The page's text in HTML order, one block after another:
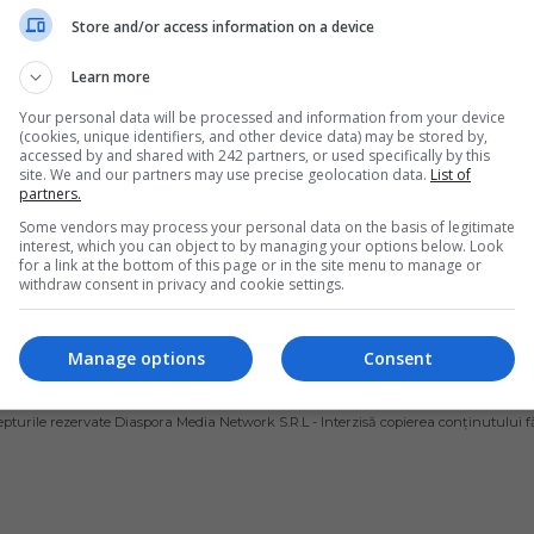
riscă să facă 4
închisoare
că a exploatat
muncitori
român stabilit în
acuzat că a exploatat 32 de
români care lucrau la cules
Diaconu
CONDIȚII DE UTILIZARE POLITICA DE CONFIDENȚIALITATE POLITICA
rezervate Diaspora Media Network S.R.L - Interzisă copierea conținutului
Store and/or access information on a device
Learn more
Your personal data will be processed and information from your device
(cookies, unique identifiers, and other device data) may be stored by,
accessed by and shared with 242 partners, or used specifically by this
site. We and our partners may use precise geolocation data. List of
partners.
Some vendors may process your personal data on the basis of legitimate
interest, which you can object to by managing your options below. Look
for a link at the bottom of this page or in the site menu to manage or
withdraw consent in privacy and cookie settings.
Consent
Manage options